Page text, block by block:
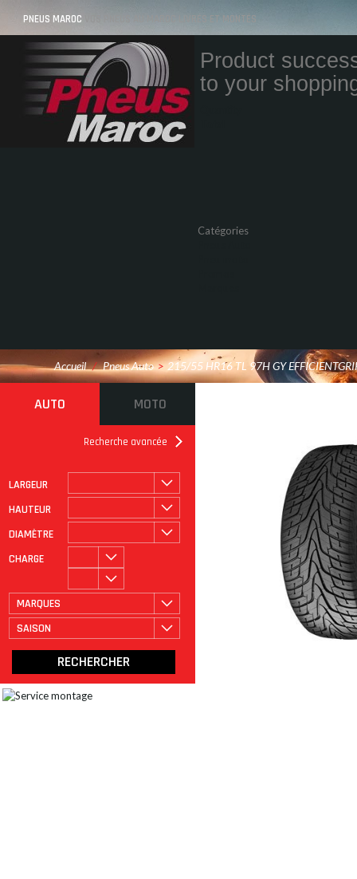
PNEUS MAROC VOS PNEUS AU MAROC LIVRÉS ET MONTÉS
Product
to your
Catégories
Accueil / Pneus Auto > 215/55 HR16 TL 97H GY
AUTO MOTO
Recherche avancée
LARGEUR
HAUTEUR
DIAMÈTRE
CHARGE
MARQUES
SAISON
ROULAGE À PLAT